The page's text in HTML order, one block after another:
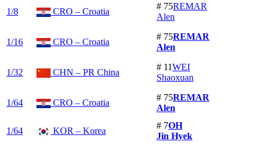
1/8 CRO – Croatia
# 75REMAR
Alen
1/16 CRO – Croatia
# 75REMAR
Alen
1/32 CHN – PR China
# 11WEI
Shaoxuan
1/64 CRO – Croatia
# 75REMAR
Alen
1/64 KOR – Korea
# 7OH
Jin Hyek